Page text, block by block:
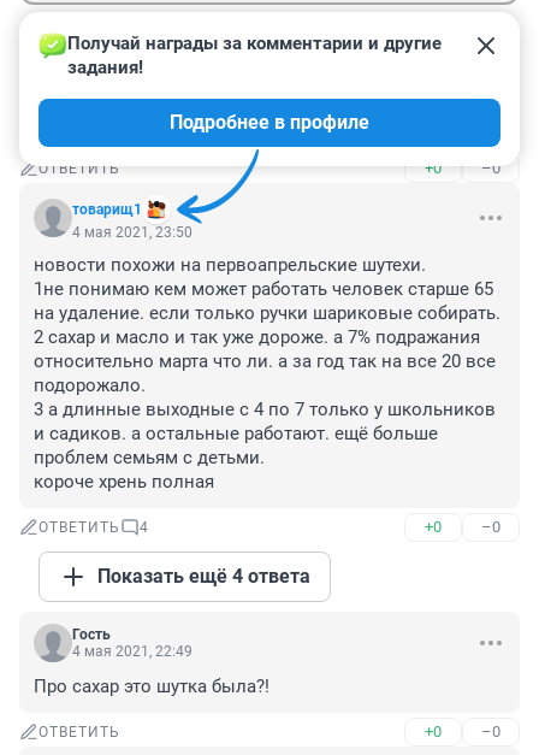
Гость
5 мая 2021, 18:39
Я 29.04купила сахар за 54руб килограмм,после зашла
в магнит ,там 49,где есть по 46?
ОТВЕТИТЬ +0 –0
товарищ1
Получай награды за комментарии и другие
задания!
Подробнее в профиле
4 мая 2021, 23:50
новости похожи на первоапрельские шутехи.
1не понимаю кем может работать человек старше 65
на удаление. если только ручки шариковые собирать.
2 сахар и масло и так уже дороже. а 7% подражания
относительно марта что ли. а за год так на все 20 все
подорожало.
3 а длинные выходные с 4 по 7 только у школьников
и садиков. а остальные работают. ещё больше
проблем семьям с детьми.
короче хрень полная
ОТВЕТИТЬ 4 +0 –0
Показать ещё 4 ответа
Гость
4 мая 2021, 22:49
Про сахар это шутка была?!
ОТВЕТИТЬ +0 –0